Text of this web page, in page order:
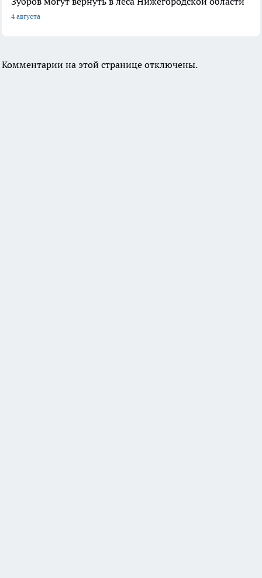
4 августа
Комментарии на этой странице отключены.